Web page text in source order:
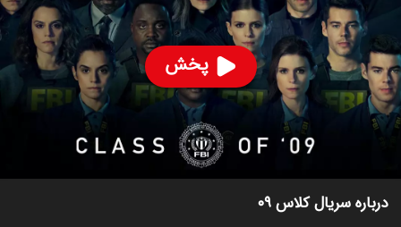
پخش
۱۴ 83% ۶.۵
ساخت آمریکا سال 2023
رده سنی ۱۸+
سریال
جنایی درام
قسمت‌ها سریال‌های مشابه
درباره سریال کلاس ۰۹